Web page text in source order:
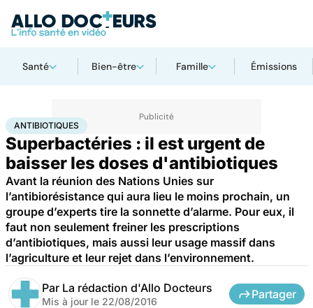
Santé Bien-être Famille Émissions
AccueilSantéAntibiotiques
ANTIBIOTIQUES
Superbactéries : il est urgent de
baisser les doses d'antibiotiques
Avant la réunion des Nations Unies sur
l’antibiorésistance qui aura lieu le moins prochain, un
groupe d’experts tire la sonnette d’alarme. Pour eux, il
faut non seulement freiner les prescriptions
d’antibiotiques, mais aussi leur usage massif dans
l’agriculture et leur rejet dans l’environnement.
Par La rédaction d'Allo Docteurs
Mis à jour le 22/08/2016
Partager